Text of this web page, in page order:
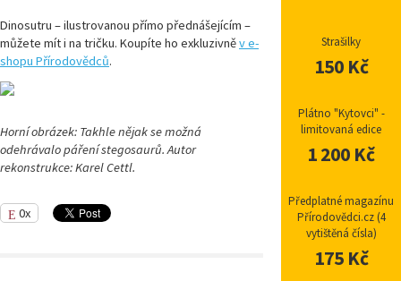
Dinosutru – ilustrovanou přímo přednášejícím –
můžete mít i na tričku. Koupíte ho exkluzivněv e-
shopu Přírodovědců.
Horní obrázek: Takhle nějak se možná
odehrávalo páření stegosaurů. Autor
rekonstrukce: Karel Cettl.
0x
Strašilky
150 Kč
Plátno "Kytovci" -
limitovaná edice
1 200 Kč
Předplatné magazínu
Přírodovědci.cz (4
vytištěná čísla)
175 Kč